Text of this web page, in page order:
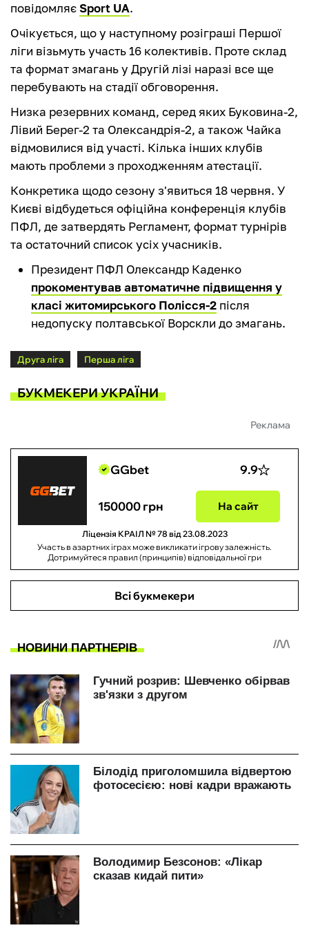
повідомляє Sport UA.
Очікується, що у наступному розіграші Першої
ліги візьмуть участь 16 колективів. Проте склад
та формат змагань у Другій лізі наразі все ще
перебувають на стадії обговорення.
Низка резервних команд, серед яких Буковина-2,
Лівий Берег-2 та Олександрія-2, а також Чайка
відмовилися від участі. Кілька інших клубів
мають проблеми з проходженням атестації.
Конкретика щодо сезону з'явиться 18 червня. У
Києві відбудеться офіційна конференція клубів
ПФЛ, де затвердять Регламент, формат турнірів
та остаточний список усіх учасників.
Президент ПФЛ Олександр Каденко
прокоментував автоматичне підвищення у
класі житомирського Полісся-2 після
недопуску полтавської Ворскли до змагань.
Друга ліга Перша ліга
БУКМЕКЕРИ УКРАЇНИ
Реклама
GGbet 9.9
150000 грн На сайт
Ліцензія КРАІЛ № 78 від 23.08.2023
Участь в азартних іграх може викликати ігрову залежність.
Дотримуйтеся правил (принципів) відповідальної гри
Всі букмекери